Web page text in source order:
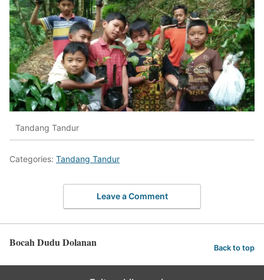
Tandang Tandur
Categories: Tandang Tandur
Leave a Comment
Bocah Dudu Dolanan Back to top